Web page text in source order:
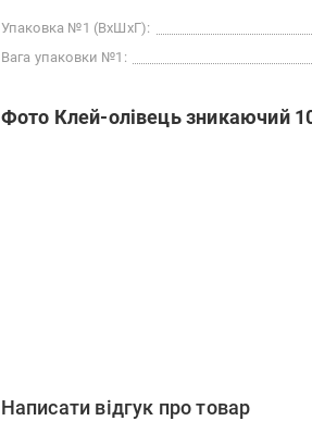
Упаковка №1 (ВхШхГ):
Вага упаковки №1:
Фото Клей-олівець зникаючий
Написати відгук про товар